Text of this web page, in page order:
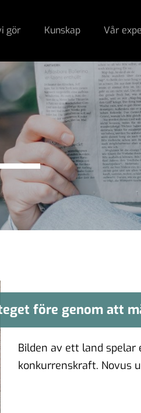
gör Kunskap Vår
före genom att
före genom att
Bilden av ett land
konkurrenskraft. Novus